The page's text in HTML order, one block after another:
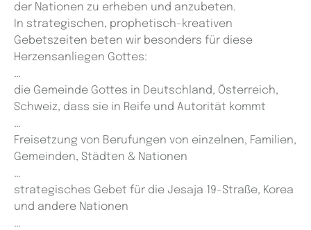
der Nationen zu erheben und anzubeten.
In strategischen, prophetisch-kreativen
Gebetszeiten beten wir besonders für diese
Herzensanliegen Gottes:
…
die Gemeinde Gottes in Deutschland, Österreich,
Schweiz, dass sie in Reife und Autorität kommt
…
Freisetzung von Berufungen von einzelnen, Familien,
Gemeinden, Städten & Nationen
…
strategisches Gebet für die Jesaja 19-Straße, Korea
und andere Nationen
…